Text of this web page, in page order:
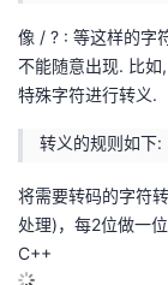
像 / ? : 等这样的字
不能随意出现. 比
特殊字符进行转义.
转义的规则如下:
将需要转码的字符
处理)，每2位做一
C++